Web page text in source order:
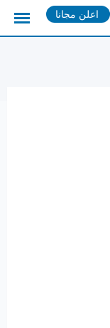
اعلن مجانا